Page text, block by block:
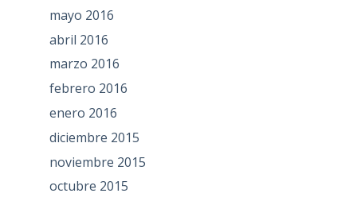
mayo 2016
abril 2016
marzo 2016
febrero 2016
enero 2016
diciembre 2015
noviembre 2015
octubre 2015